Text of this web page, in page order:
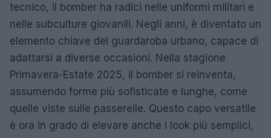
tecnico, il bomber ha radici nelle uniformi militari e
nelle subculture giovanili. Negli anni, è diventato un
elemento chiave del guardaroba urbano, capace di
adattarsi a diverse occasioni. Nella stagione
Primavera-Estate 2025, il bomber si reinventa,
assumendo forme più sofisticate e lunghe, come
quelle viste sulle passerelle. Questo capo versatile
è ora in grado di elevare anche i look più semplici,